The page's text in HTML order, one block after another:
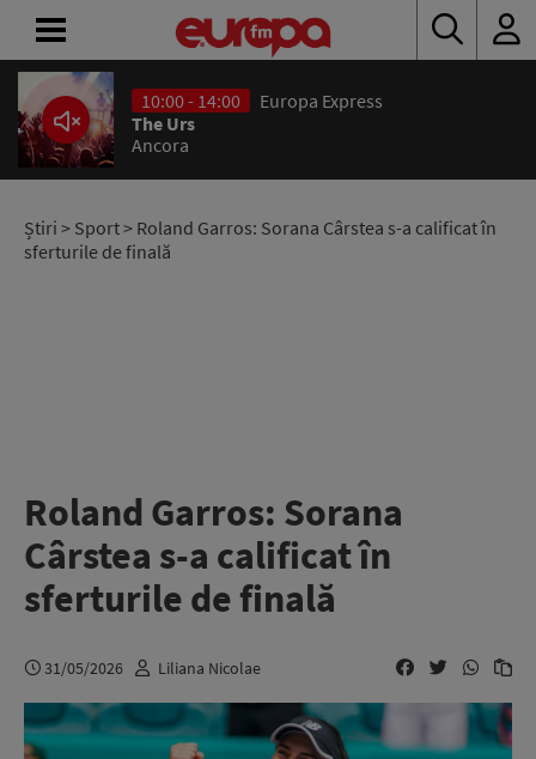
10:00 - 14:00
Europa Express
The Urs
Ancora
Știri > Sport> Roland Garros: Sorana Cârstea s-a calificat în
sferturile de finală
Roland Garros: Sorana
Cârstea s-a calificat în
sferturile de finală
31/05/2026 Liliana Nicolae
ACASĂ
ȘTIRI
RADIO